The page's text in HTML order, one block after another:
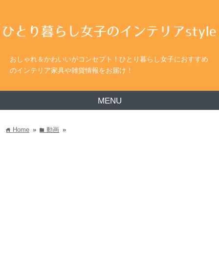
おしゃれ＆かわいいがコンセプト！ひとり暮らし女子におすすめ
のインテリア家具や雑貨情報をお届け！
MENU
home Home » folder動画 »